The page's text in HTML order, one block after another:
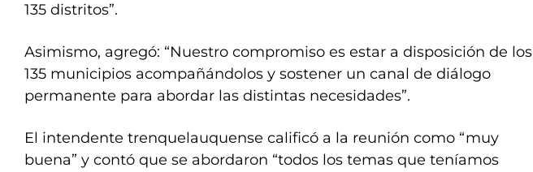
135 distritos”.
Asimismo, agregó: “Nuestro compromiso es estar a disposición de los
135 municipios acompañándolos y sostener un canal de diálogo
permanente para abordar las distintas necesidades”.
El intendente trenquelauquense calificó a la reunión como “muy
buena” y contó que se abordaron “todos los temas que teníamos